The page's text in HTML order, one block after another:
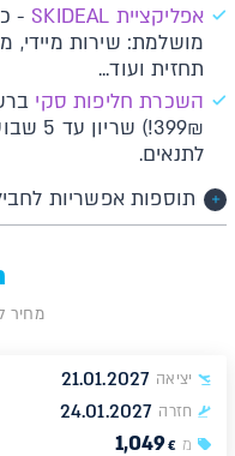
א​פליקציית SKIDEAL​​
-
מושלמת: שירות מיידי,
תחזית ועוד...
השכרת חליפות סקי
לתנאים.
תוספות אפשריות
מחיר
יציאה 21.01.2027
חזרה 24.01.2027
מ 1,049 €